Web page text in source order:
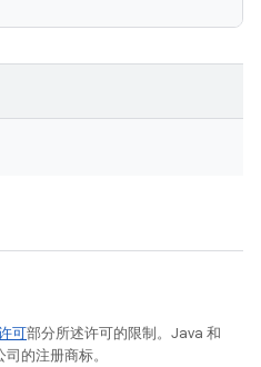
可部分所述许可的限制。Java 和
的注册商标。